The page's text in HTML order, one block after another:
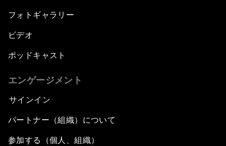
フォトギャラリー
ビデオ
ポッドキャスト
エンゲージメント
サインイン
パートナー（組織）について
参加する（個人、組織）